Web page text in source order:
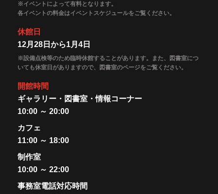
※イベントによって有料となります。
各イベントの料金はイベントスケジュールをご覧ください。
休館日
12月28日から1月4日
※設備点検等のため臨時休館することがあります。また、図書室につ
いても休室日がありますので、図書室のページをご覧ください。
開館時間
ギャラリー・図書室・情報コーナー
10:00 ～ 20:00
カフェ
11:00 ～ 18:00
制作室
10:00 ～ 22:00
事務室電話対応時間